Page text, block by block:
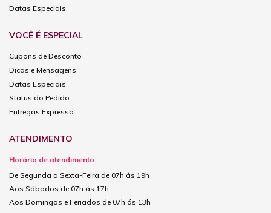
Datas Especiais
VOCÊ É ESPECIAL
Cupons de Desconto
Dicas e Mensagens
Datas Especiais
Status do Pedido
Entregas Expressa
ATENDIMENTO
Horário de atendimento
De Segunda a Sexta-Feira de 07h ás 19h
Aos Sábados de 07h ás 17h
Aos Domingos e Feriados de 07h ás 13h